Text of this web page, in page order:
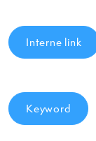
Interne link
Keyword